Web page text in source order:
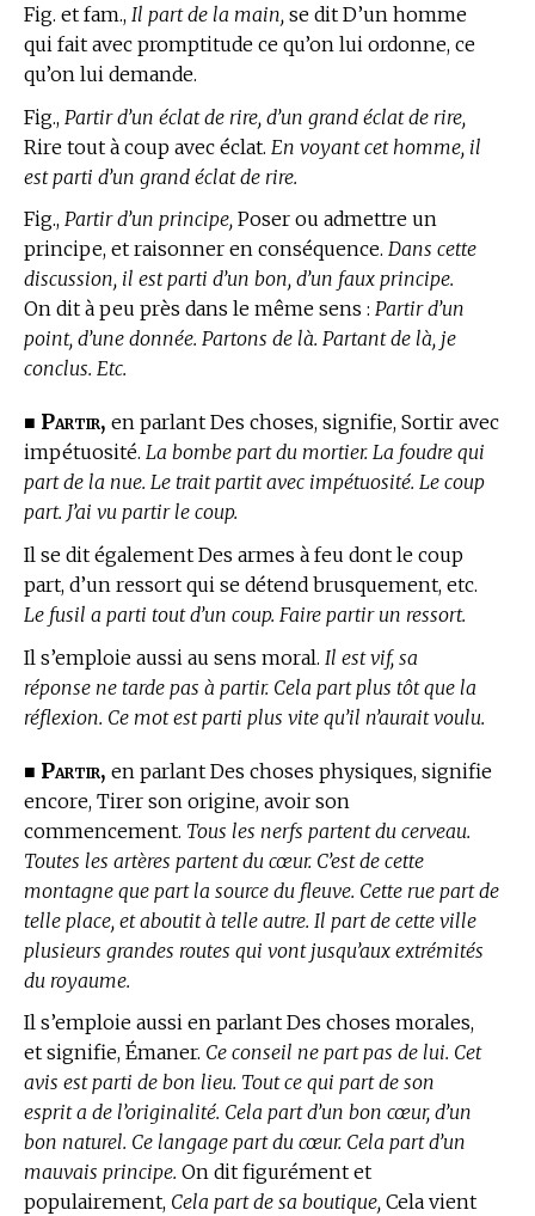
Fig. et fam., Il part de la main, se dit D’un homme
qui fait avec promptitude ce qu’on lui ordonne, ce
qu’on lui demande.
Fig., Partir d’un éclat de rire, d’un grand éclat de rire,
Rire tout à coup avec éclat. En voyant cet homme, il
est parti d’un grand éclat de rire.
Fig., Partir d’un principe, Poser ou admettre un
principe, et raisonner en conséquence. Dans cette
discussion, il est parti d’un bon, d’un faux principe.
On dit à peu près dans le même sens : Partir d’un
point, d’une donnée. Partons de là. Partant de là, je
conclus. Etc.
■ Partir, en parlant Des choses, signifie, Sortir avec
impétuosité. La bombe part du mortier. La foudre qui
part de la nue. Le trait partit avec impétuosité. Le coup
part. J’ai vu partir le coup.
Il se dit également Des armes à feu dont le coup
part, d’un ressort qui se détend brusquement, etc.
Le fusil a parti tout d’un coup. Faire partir un ressort.
Il s’emploie aussi au sens moral. Il est vif, sa
réponse ne tarde pas à partir. Cela part plus tôt que la
réflexion. Ce mot est parti plus vite qu’il n’aurait voulu.
■ Partir, en parlant Des choses physiques, signifie
encore, Tirer son origine, avoir son
commencement. Tous les nerfs partent du cerveau.
Toutes les artères partent du cœur. C’est de cette
montagne que part la source du fleuve. Cette rue part de
telle place, et aboutit à telle autre. Il part de cette ville
plusieurs grandes routes qui vont jusqu’aux extrémités
du royaume.
Il s’emploie aussi en parlant Des choses morales,
et signifie, Émaner. Ce conseil ne part pas de lui. Cet
avis est parti de bon lieu. Tout ce qui part de son
esprit a de l’originalité. Cela part d’un bon cœur, d’un
bon naturel. Ce langage part du cœur. Cela part d’un
mauvais principe. On dit figurément et
populairement, Cela part de sa boutique, Cela vient